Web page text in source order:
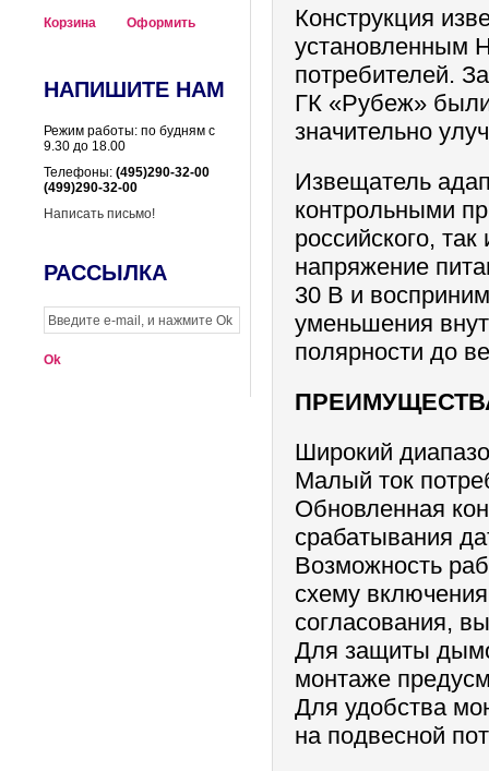
Корзина Оформить
НАПИШИТЕ НАМ
Режим работы: по будням с
9.30 до 18.00
Телефоны: (495)290-32-00
(499)290-32-00
Написать письмо!
РАССЫЛКА
Конструкция
установленным
потребителей.
ГК «Рубеж»
значительно
Извещатель
контрольными
российского,
напряжение
30 В и
уменьшения
полярности до
Широкий
Малый ток
Обновленная
срабатывания
Возможность
схему
согласования,
Для защиты
монтаже
Для удобства
на подвесной